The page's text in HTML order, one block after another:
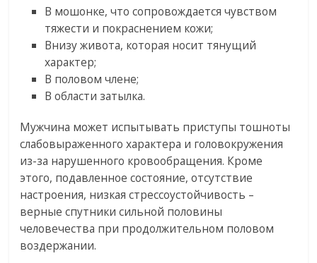
В мошонке, что сопровождается чувством
тяжести и покраснением кожи;
Внизу живота, которая носит тянущий
характер;
В половом члене;
В области затылка.
Мужчина может испытывать приступы тошноты
слабовыраженного характера и головокружения
из-за нарушенного кровообращения. Кроме
этого, подавленное состояние, отсутствие
настроения, низкая стрессоустойчивость –
верные спутники сильной половины
человечества при продолжительном половом
воздержании.